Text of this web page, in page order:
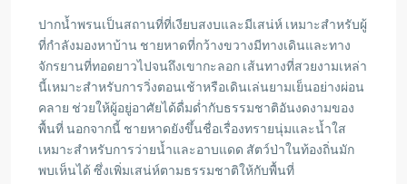
ปากน้ำพรนเป็นสถานที่ที่เงียบสงบและมีเสน่ห์ เหมาะสำหรับผู้
ที่กำลังมองหาบ้าน ชายหาดที่กว้างขวางมีทางเดินและทาง
จักรยานที่ทอดยาวไปจนถึงเขากะลอก เส้นทางที่สวยงามเหล่า
นี้เหมาะสำหรับการวิ่งตอนเช้าหรือเดินเล่นยามเย็นอย่างผ่อน
คลาย ช่วยให้ผู้อยู่อาศัยได้ดื่มด่ำกับธรรมชาติอันงดงามของ
พื้นที่ นอกจากนี้ ชายหาดยังขึ้นชื่อเรื่องทรายนุ่มและน้ำใส
เหมาะสำหรับการว่ายน้ำและอาบแดด สัตว์ป่าในท้องถิ่นมัก
พบเห็นได้ ซึ่งเพิ่มเสน่ห์ตามธรรมชาติให้กับพื้นที่